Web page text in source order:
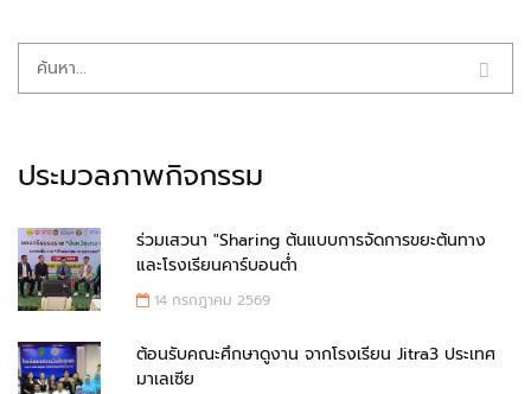
ประมวลภาพกิจกรรม
ร่วมเสวนา "Sharing ต้นแบบการจัดการขยะต้นทาง
และโรงเรียนคาร์บอนต่ำ
14 กรกฎาคม 2569
ต้อนรับคณะศึกษาดูงาน จากโรงเรียน Jitra3 ประเทศ
มาเลเซีย